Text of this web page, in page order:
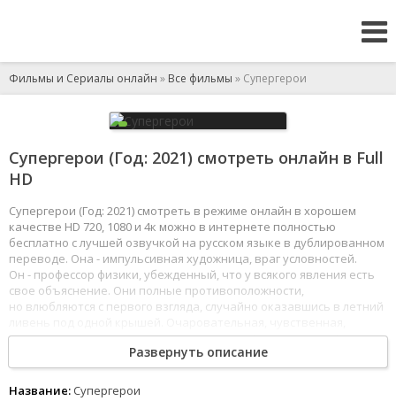
Фильмы и Сериалы онлайн » Все фильмы » Супергерои
Супергерои (Год: 2021) смотреть онлайн в Full
HD
Супергерои (Год: 2021) смотреть в режиме онлайн в хорошем
качестве HD 720, 1080 и 4к можно в интернете полностью
бесплатно с лучшей озвучкой на русском языке в дублированном
переводе. Она - импульсивная художница, враг условностей.
Он - профессор физики, убежденный, что у всякого явления есть
свое объяснение. Они полные противоположности,
но влюбляются с первого взгляда, случайно оказавшись в летний
остроумная история из жизни современной пары, чья любовь
способна преодолеть все препятствия. Не это ли супергерои
нашего времени?
1 234 5 6 7 8
Развернуть описание
Название: Супергерои